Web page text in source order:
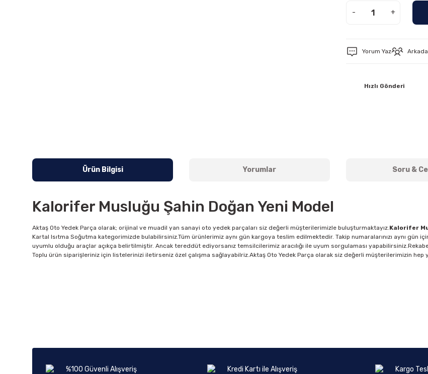
- +
Yorum Yaz
Hızlı Gönderi
Ürün Bilgisi Yorumlar Soru &
Kalorifer Musluğu Şahin Doğan Yeni Model
Aktaş Oto Yedek Parça olarak; orijinal ve muadil yan sanayi oto yedek parçaları siz değerli müşterilerimizle buluşturmaktayız.Kalorifer
Kartal Isıtma Soğutma kategorimizde bulabilirsiniz.Tüm ürünlerimiz aynı gün kargoya teslim edilmektedir. Takip numaralarınızı aynı
uyumlu olduğu araçlar açıkça belirtilmiştir. Ancak tereddüt ediyorsanız temsilcilerimiz aracılığı ile uyum sorgulaması
Toplu ürün siparişleriniz için listelerinizi iletirseniz özel çalışma sağlayabilriz.Aktaş Oto Yedek Parça olarak siz değerli müşterilerimizin hep
%100 Güvenli Alışveriş Kredi Kartı ile Alışveriş Kargo